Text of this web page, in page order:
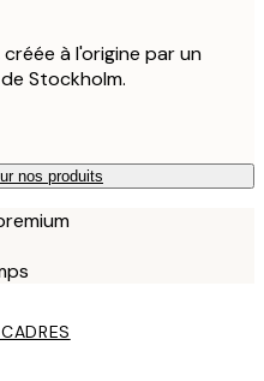
à l'origine par un
Stockholm.
nos produits